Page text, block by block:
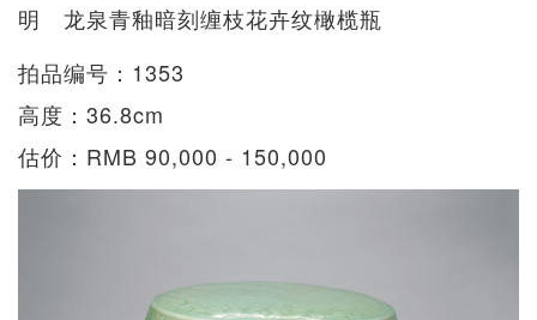
明 龙泉青釉暗刻缠枝花卉纹橄榄瓶
拍品编号：1353
高度：36.8cm
估价：RMB 90,000 - 150,000